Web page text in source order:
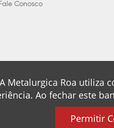
Fale Conosco
A Metalurgica Roa utiliza
Ao fechar este
Permitir